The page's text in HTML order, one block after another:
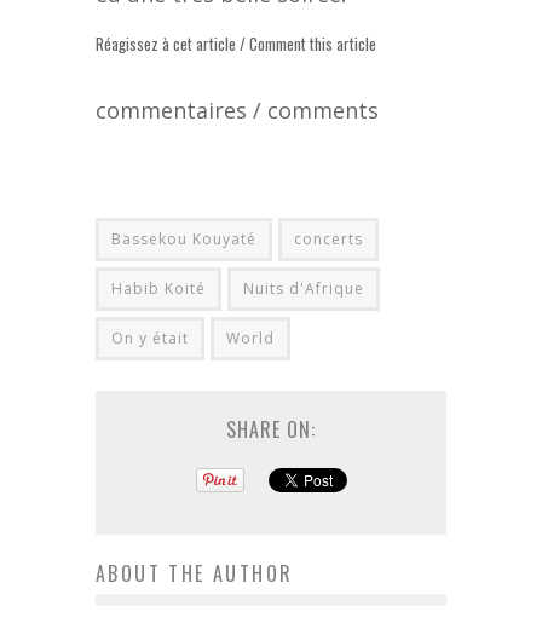
Réagissez à cet article / Comment this article
commentaires / comments
Bassekou Kouyaté concerts
Habib Koité Nuits d'Afrique
On y était World
SHARE ON:
ABOUT THE AUTHOR